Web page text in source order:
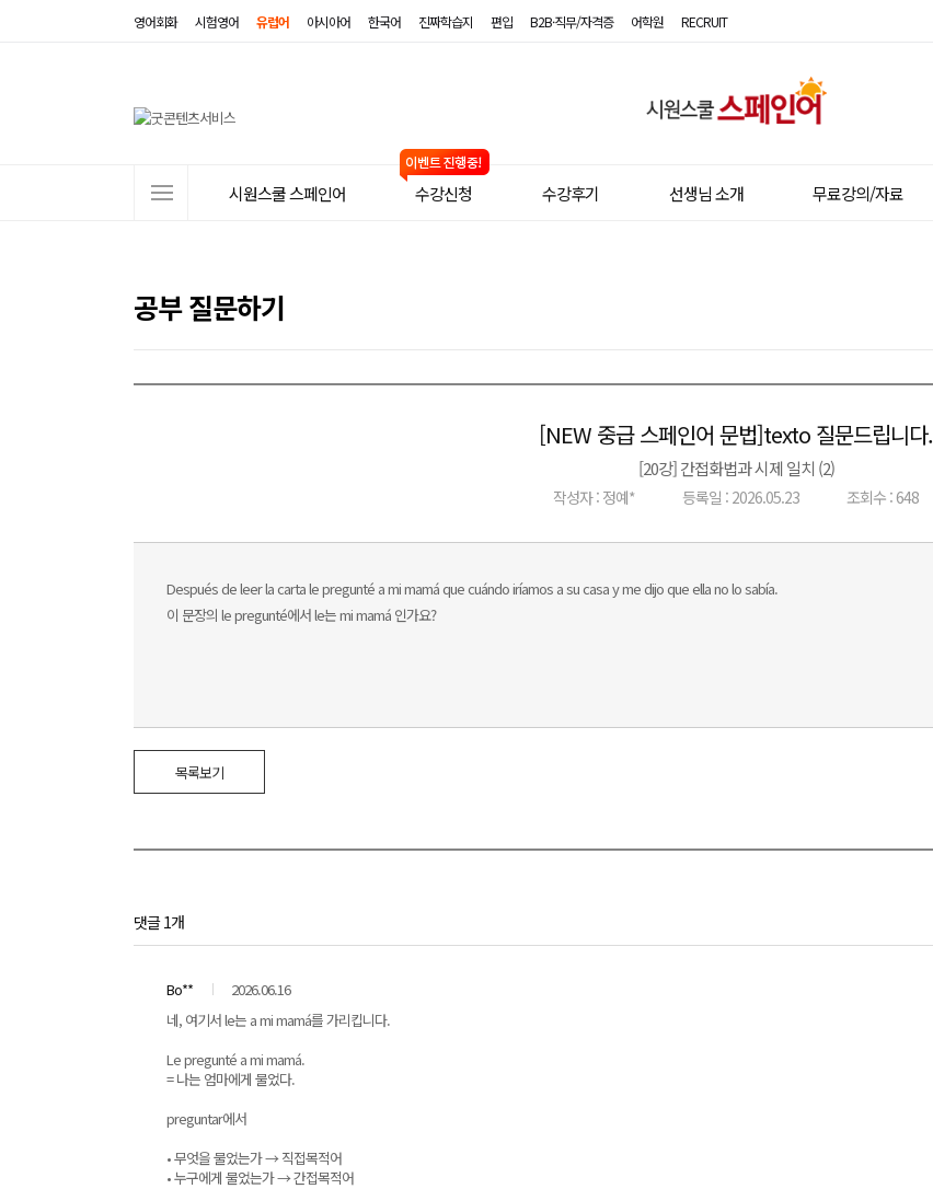
영어회화 시험영어 유럽어 아시아어 한국어 진짜학습지 편입 B2B·직무/자격증 어학원 RECRUIT
어
뉴
시원스쿨 스페인어 수강신청 수강후기 선생님 소개 무료강의/자료
공부 질문하기
[NEW 중급 스페인어 문법]texto 질문드립니다.
[20강] 간접화법과 시제 일치 (2)
작성자 : 정예* 등록일 : 2026.05.23 조회수 : 648
이전글 다음글
Después de leer la carta le pregunté a mi mamá que cuándo iríamos a su casa y me dijo que ella no lo sabía.
이 문장의 le pregunté에서 le는 mi mamá 인가요?
목록보기
댓글 1개
Bo**
2026.06.16
네, 여기서 le는 a mi mamá를 가리킵니다.
Le pregunté a mi mamá.
= 나는 엄마에게 물었다.
preguntar에서
• 무엇을 물었는가 → 직접목적어
• 누구에게 물었는가 → 간접목적어